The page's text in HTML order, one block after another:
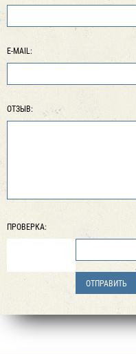
E-MAIL:
ОТЗЫВ:
ПРОВЕРКА: